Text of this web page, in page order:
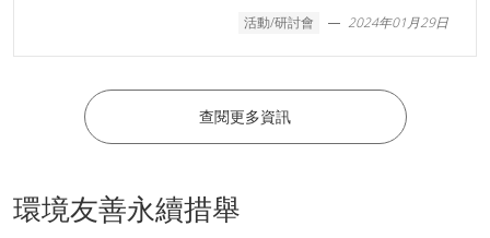
活動/研討會 2024年01月29日
查閱更多資訊
環境友善永續措舉